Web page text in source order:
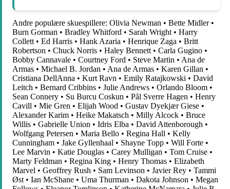
Andre populære skuespillere: Olivia Newman • Bette Midler•
Burn Gorman • Bradley Whitford • Sarah Wright • Harry
Collett • Ed Harris • Hank Azaria • Henrique Zaga • Britt
Robertson • Chuck Norris • Haley Bennett • Carla Gugino •
Bobby Cannavale • Courtney Ford • Steve Martin • Ana de
Armas • Michael B. Jordan • Ana de Armas • Karen Gillan •
Cristiana DellAnna • Kurt Ravn • Emily Ratajkowski • David
Leitch • Bernard Cribbins • Julie Andrews • Orlando Bloom •
Sean Connery • Su Burcu Coskun • Pål Sverre Hagen • Henry
Cavill • Mie Gren • Elijah Wood • Gustav Dyekjær Giese •
Alexander Karim • Heike Makatsch • Milly Alcock • Bruce
Willis • Gabrielle Union • Idris Elba • David Attenborough •
Wolfgang Petersen • Maria Bello • Regina Hall • Kelly
Cunningham • Jake Gyllenhaal • Shayne Topp • Will Forte •
Lee Marvin • Katie Douglas • Carey Mulligan • Tom Cruise •
Marty Feldman • Regina King • Henry Thomas • Elizabeth
Marvel • Geoffrey Rush • Sam Levinson • Javier Rey • Tammi
Øst • Ian McShane • Uma Thurman • Dakota Johnson • Megan